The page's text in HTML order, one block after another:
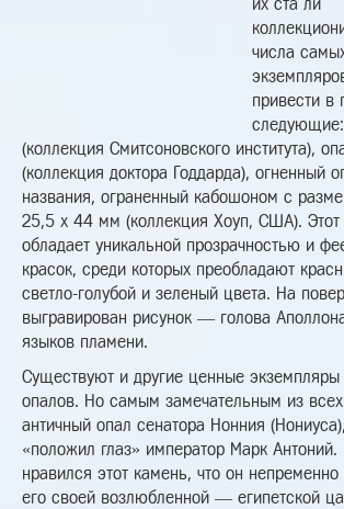
их ста ли
числа
привести в
следующие:
(коллекция Смитсоновского института),
(коллекция доктора Годдарда), огненный
названия, ограненный кабошоном с
25,5 х 44 мм (коллекция Хоуп, США). Этот
обладает уникальной прозрачностью и
красок, среди которых преобладают
светло-голубой и зеленый цвета. На
выгравирован рисунок — голова
языков пламени.
Существуют и другие ценные экземпляры
опалов. Но самым замечательным из всех
античный опал сенатора Нонния
«положил глаз» император Марк Антоний.
нравился этот камень, что он непременно
его своей возлюбленной — египетской